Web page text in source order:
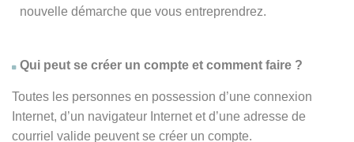
nouvelle démarche que vous entreprendrez.
Qui peut se créer un compte et comment faire ?
Toutes les personnes en possession d’une connexion
Internet, d’un navigateur Internet et d’une adresse de
courriel valide peuvent se créer un compte.